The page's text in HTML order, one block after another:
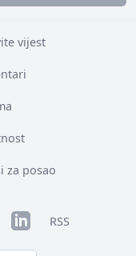
vijest
za posao
LinkedInRSS